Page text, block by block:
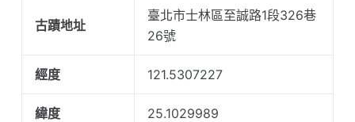
古蹟地址
臺北市士林區至誠路1段326巷
26號
經度 121.5307227
緯度 25.1029989